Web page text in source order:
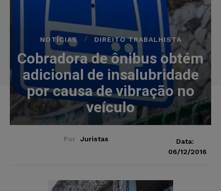
NOTÍCIAS DIREITO TRABALHISTA
Cobradora de ônibus obtém
adicional de insalubridade
por causa de vibração no
veículo
Por Juristas
Data:
06/12/2016